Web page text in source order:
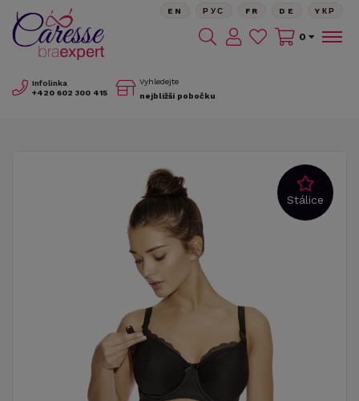
Infolinka
+420 602 300 415
Vyhledejte
nejbližší pobočku
EN РУС FR DE YКР
0
Stálice